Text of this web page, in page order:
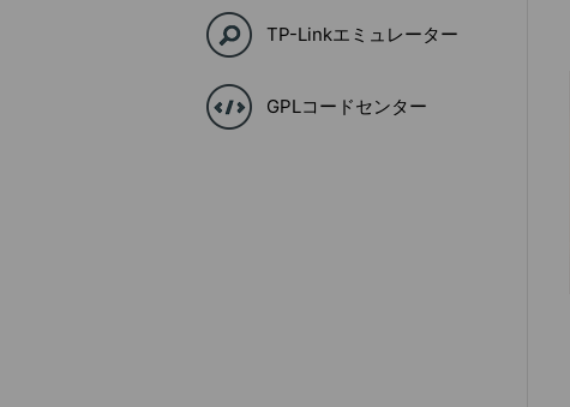
TP-Linkエミュレーター
GPLコードセンター